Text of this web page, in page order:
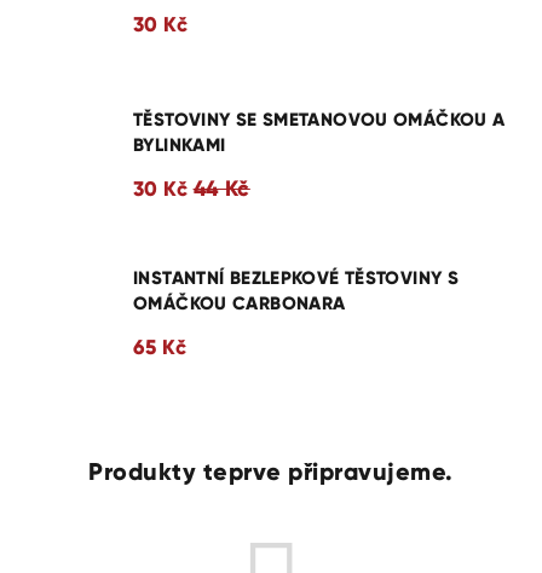
30 Kč
TĚSTOVINY SE SMETANOVOU OMÁČKOU A
BYLINKAMI
30 Kč44 Kč
INSTANTNÍ BEZLEPKOVÉ TĚSTOVINY S
OMÁČKOU CARBONARA
65 Kč
Produkty teprve připravujeme.